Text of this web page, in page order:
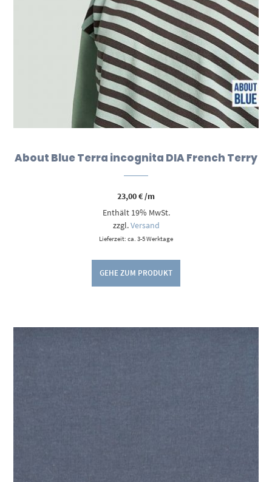
About Blue Terra incognita DIA French Terry
23,00€/m
Enthält 19% MwSt.
zzgl.Versand
Lieferzeit: ca. 3-5 Werktage
GEHE ZUM PRODUKT